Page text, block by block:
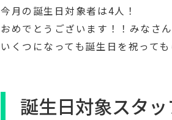
今月の誕生日対象者は4人！
おめでとうございます！！みなさ
いくつになっても誕生日を祝って
誕生日対象スタ